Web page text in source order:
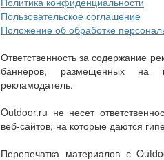
Пользовательское соглашение
Положение об обработке
Ответственность за содержание
баннеров, размещенных на
рекламодатель.
Outdoor.ru не несет
веб-сайтов, на которые даются
Перепечатка материалов с